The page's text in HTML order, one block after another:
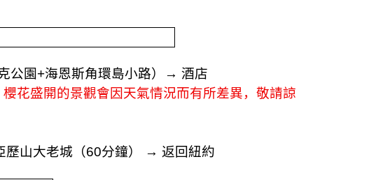
公園+海恩斯角環島小路） → 酒店
花盛開的景觀會因天氣情況而有所差異，敬請諒
歷山大老城（60分鐘） → 返回紐約